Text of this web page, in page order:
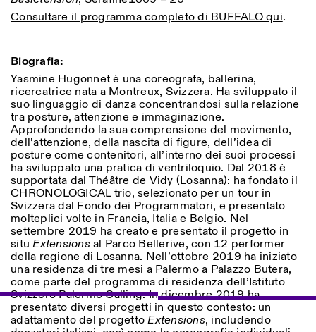
ISTITUTO SVIZZERO
MILANO
Via Vecchio Politecnico 3
20121 Milano
+39 02 76 01 61 18
milano@istitutosvizzero.it
ORARI MOSTRE:
I’ll miss you when I scroll
away:
Lunedì/Venerdì: 11:00-
17:00
Giovedì: 11:00-20:00
Sabato: 14:00-18:00
Domenica chiuso
Consultare il programma completo di BUFFALO qui.
Biografia:
Yasmine Hugonnet è una coreografa, ballerina,
ricercatrice nata a Montreux, Svizzera. Ha sviluppato il
suo linguaggio di danza concentrandosi sulla relazione
tra posture, attenzione e immaginazione.
Approfondendo la sua comprensione del movimento,
dell’attenzione, della nascita di figure, dell’idea di
posture come contenitori, all’interno dei suoi processi
ha sviluppato una pratica di ventriloquio. Dal 2018 è
supportata dal Théâtre de Vidy (Losanna): ha fondato il
CHRONOLOGICAL trio, selezionato per un tour in
Svizzera dal Fondo dei Programmatori, e presentato
molteplici volte in Francia, Italia e Belgio. Nel
settembre 2019 ha creato e presentato il progetto in
situExtensionsal Parco Bellerive, con 12 performer
della regione di Losanna. Nell’ottobre 2019 ha iniziato
una residenza di tre mesi a Palermo a Palazzo Butera,
come parte del programma di residenza dell’Istituto
Svizzero Palermo Calling. In dicembre 2019 ha
presentato diversi progetti in questo contesto: un
adattamento del progettoExtensions, includendo